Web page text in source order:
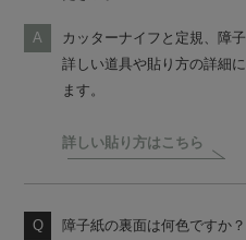
カッターナイフと定規、障
詳しい道具や貼り方の詳細
ます。
詳しい貼り方はこちら
障子紙の裏面は何色ですか？